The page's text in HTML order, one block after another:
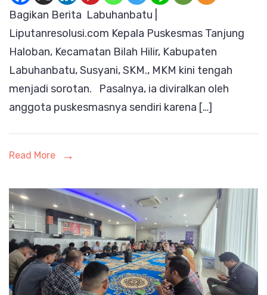
Diminta
Bupati
Bagikan Berita Labuhanbatu |
Liputanresolusi.com Kepala Puskesmas Tanjung
Haloban, Kecamatan Bilah Hilir, Kabupaten
Labuhanbatu, Susyani, SKM., MKM kini tengah
menjadi sorotan. Pasalnya, ia diviralkan oleh
anggota puskesmasnya sendiri karena […]
Read More